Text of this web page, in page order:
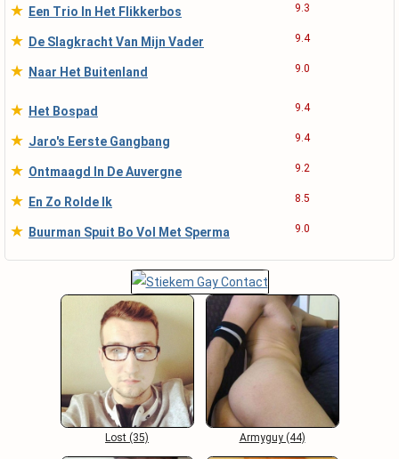
★ Een Trio In Het Flikkerbos 9.3
★ De Slagkracht Van Mijn Vader 9.4
★ Naar Het Buitenland 9.0
★ Het Bospad 9.4
★ Jaro's Eerste Gangbang 9.4
★ Ontmaagd In De Auvergne 9.2
★ En Zo Rolde Ik 8.5
★ Buurman Spuit Bo Vol Met Sperma 9.0
Lost (35) Armyguy (44)